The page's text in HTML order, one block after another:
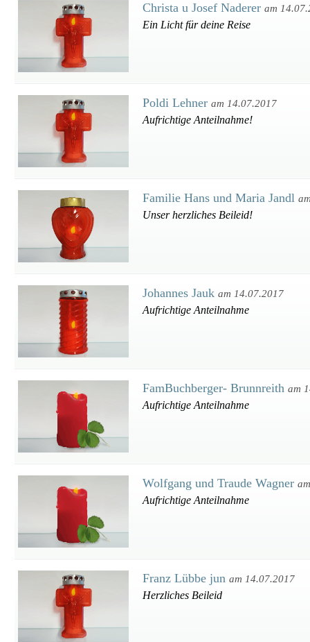
Christa u Josef Naderer am
Ein Licht für deine Reise
Poldi Lehner am 14.07.2017
Aufrichtige Anteilnahme!
Familie Hans und Maria Jandl
Unser herzliches Beileid!
Johannes Jauk am 14.07.2017
Aufrichtige Anteilnahme
FamBuchberger- Brunnreith am
Aufrichtige Anteilnahme
Wolfgang und Traude Wagner
Aufrichtige Anteilnahme
Franz Lübbe jun am 14.07.2017
Herzliches Beileid